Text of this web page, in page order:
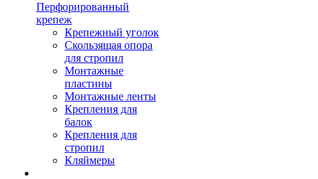
Перфорированный
крепеж
Крепежный уголок
Скользящая опора
для стропил
Монтажные
пластины
Монтажные ленты
Крепления для
балок
Крепления для
стропил
Кляймеры